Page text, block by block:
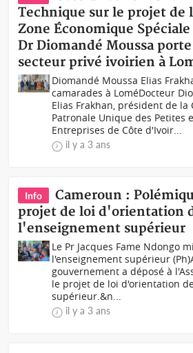
Technique sur le projet de
Zone Économique
Dr Diomandé Moussa
secteur privé ivoirien à
Diomandé Moussa Elias
camarades à LoméDocteur
Elias Frakhan, président de la
Patronale Unique des Petites
Entreprises de Côte d'Ivoir...
il y a 3 ans
Info
Cameroun :
projet de loi d'orientation
l'enseignement supérieur
Le Pr Jacques Fame Ndongo
l'enseignement supérieur
gouvernement a déposé à
le projet de loi d'orientation
supérieur.&n...
il y a 3 ans